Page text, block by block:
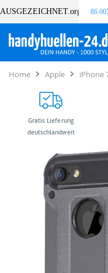
AUSGEZEICHNET.org
Home Apple iPhone
Bildergalerie
Bildergalerie
Gratis Lieferung
deutschlandweit